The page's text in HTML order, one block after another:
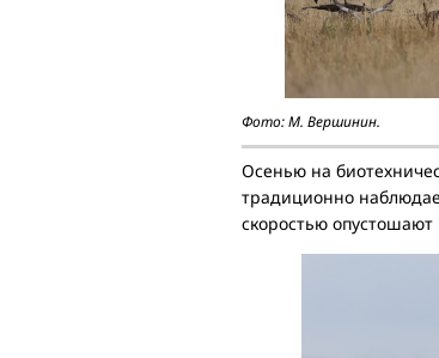
Фото: М. Вершинин.
Осенью на
традиционно
скоростью